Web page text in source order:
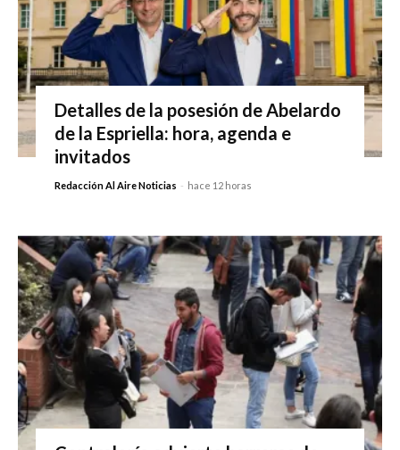
Detalles de la posesión de Abelardo
de la Espriella: hora, agenda e
invitados
Redacción Al Aire Noticias - hace 12 horas